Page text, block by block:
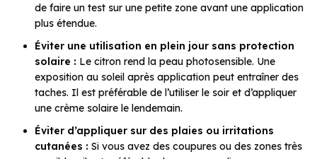
de faire un test sur une petite zone avant une application
plus étendue.
Éviter une utilisation en plein jour sans protection
solaire : Le citron rend la peau photosensible. Une
exposition au soleil après application peut entraîner des
taches. Il est préférable de l’utiliser le soir et d’appliquer
une crème solaire le lendemain.
Éviter d’appliquer sur des plaies ou irritations
cutanées : Si vous avez des coupures ou des zones très